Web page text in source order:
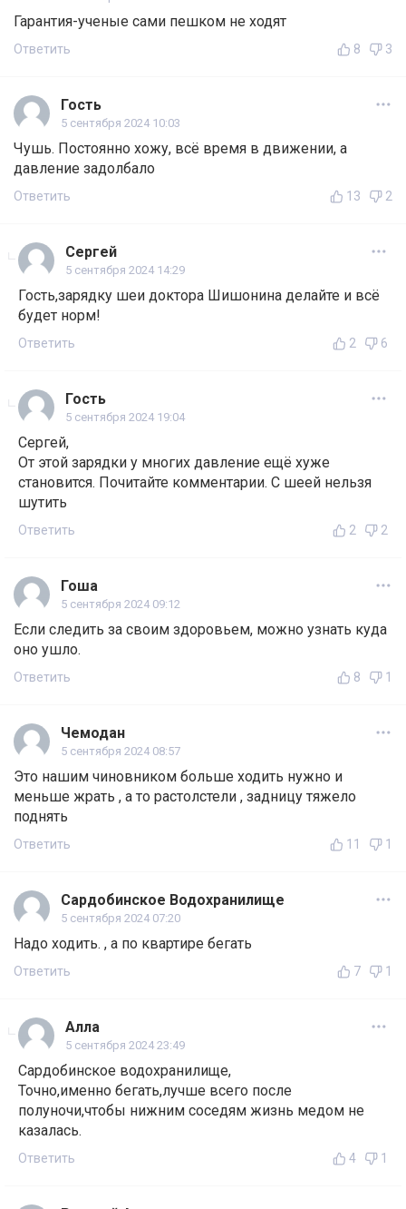
Гарантия-ученые сами пешком не ходят
Ответить 8 3
Гость
5 сентября 2024 10:03
Чушь. Постоянно хожу, всё время в движении, а
давление задолбало
Ответить 13 2
Сергей
5 сентября 2024 14:29
Гость,зарядку шеи доктора Шишонина делайте и всё
будет норм!
Ответить 2 6
Гость
5 сентября 2024 19:04
Сергей,
От этой зарядки у многих давление ещё хуже
становится. Почитайте комментарии. С шеей нельзя
шутить
Ответить 2 2
Гоша
5 сентября 2024 09:12
Если следить за своим здоровьем, можно узнать куда
оно ушло.
Ответить 8 1
Чемодан
5 сентября 2024 08:57
Это нашим чиновником больше ходить нужно и
меньше жрать , а то растолстели , задницу тяжело
поднять
Ответить 11 1
Сардобинское Водохранилище
5 сентября 2024 07:20
Надо ходить. , а по квартире бегать
Ответить 7 1
Алла
5 сентября 2024 23:49
Сардобинское водохранилище,
Точно,именно бегать,лучше всего после
полуночи,чтобы нижним соседям жизнь медом не
казалась.
Ответить 4 1